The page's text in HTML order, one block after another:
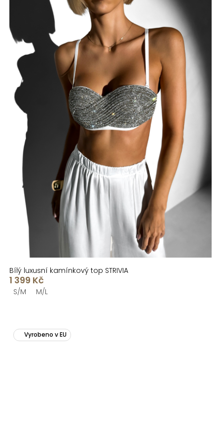
Bílý luxusní kamínkový top STRIVIA
1 399 Kč
S/M M/L
Vyrobeno v EU